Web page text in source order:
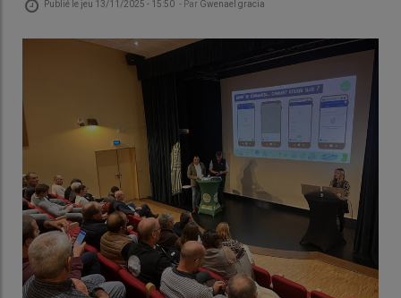
Publié le jeu 13/11/2025 - 15:50 - Par Gwenael gracia